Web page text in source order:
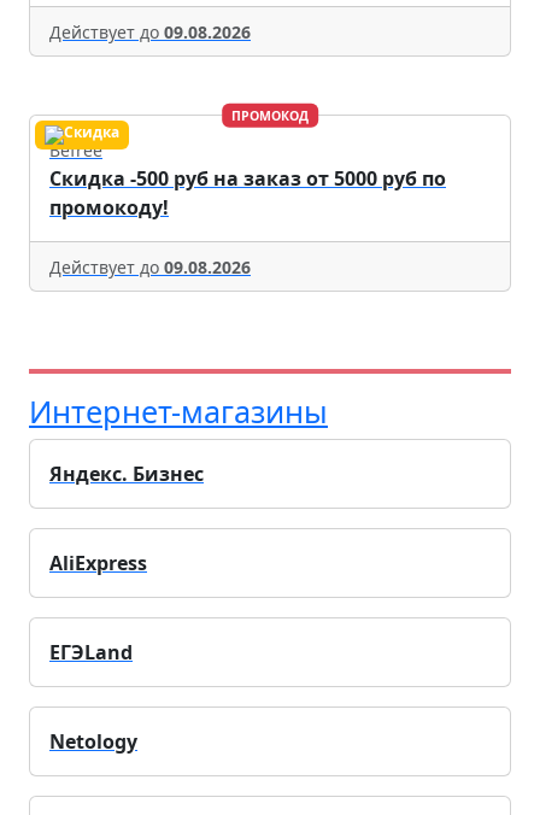
Действует до 09.08.2026
ПРОМОКОД
Befree
Скидка -500 руб на заказ от 5000 руб по
промокоду!
Действует до 09.08.2026
Интернет-магазины
Яндекс. Бизнес
AliExpress
ЕГЭLand
Netology